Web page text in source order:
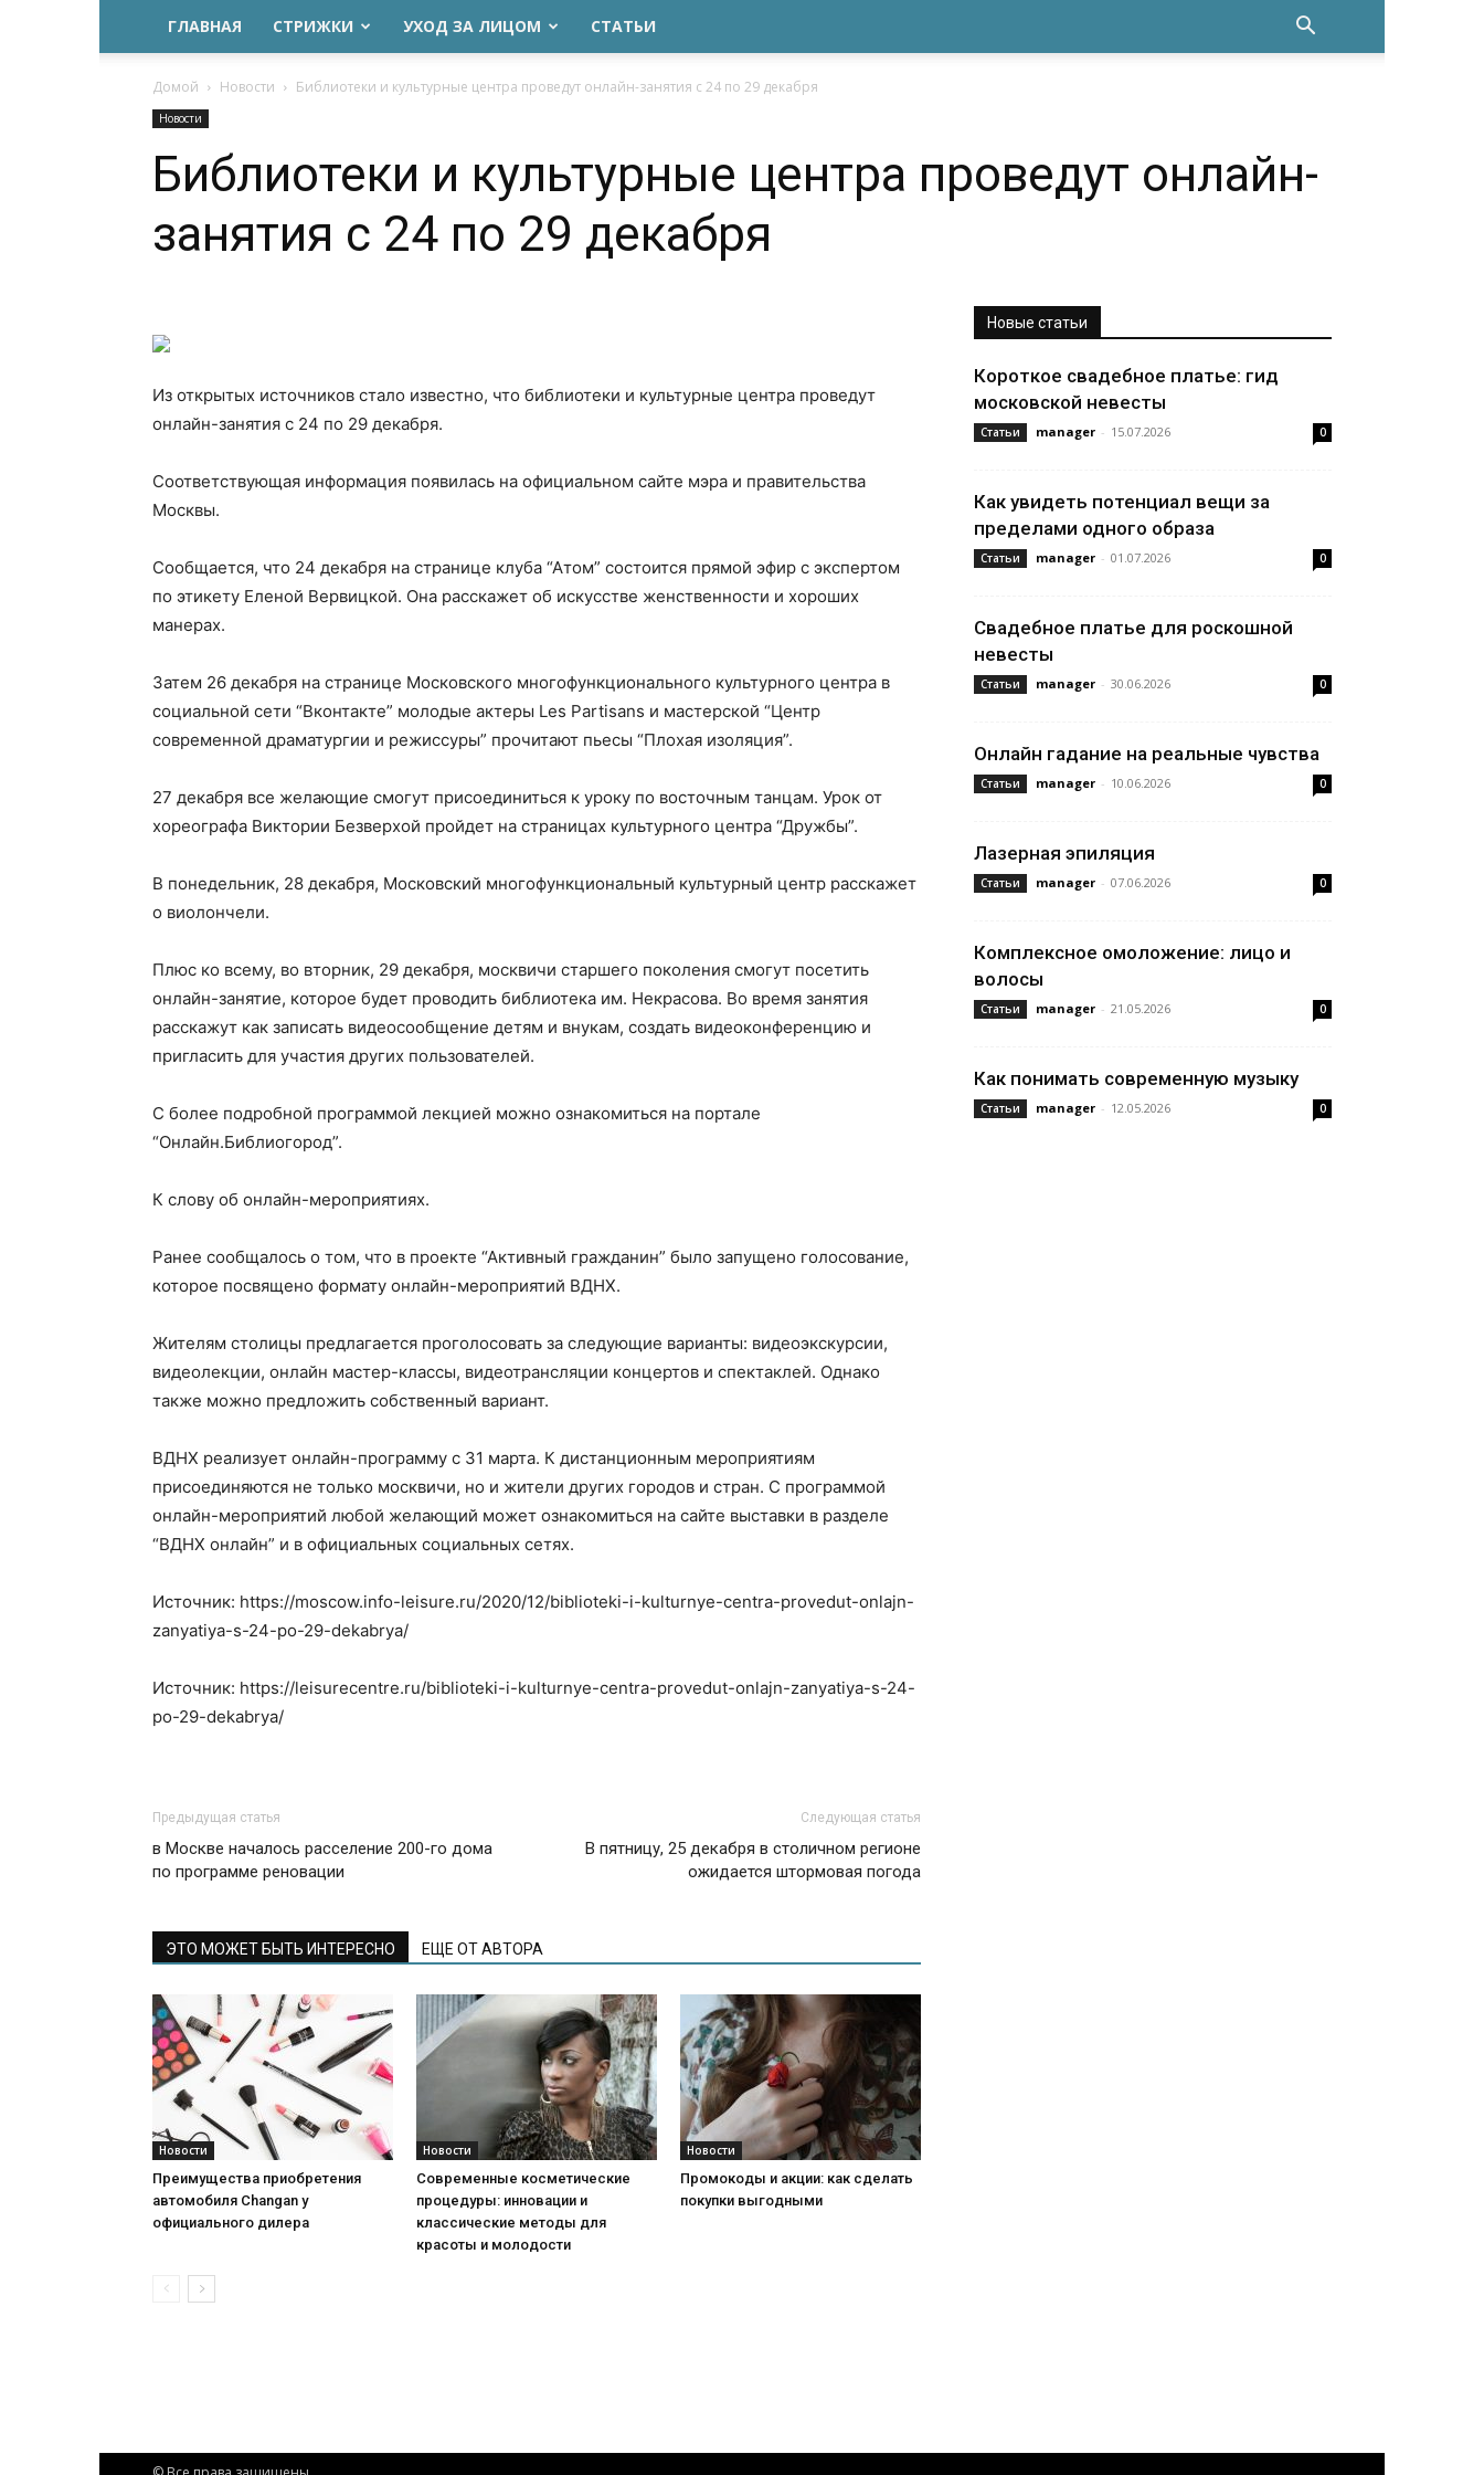
ГЛАВНАЯ СТРИЖКИ УХОД ЗА ЛИЦОМ СТАТЬИ
Домой Новости Библиотеки и культурные центра проведут онлайн-занятия с 24 по 29 декабря
Новости
Библиотеки и культурные центра проведут онлайн-
занятия с 24 по 29 декабря
Из открытых источников стало известно, что библиотеки и культурные центра проведут
онлайн-занятия с 24 по 29 декабря.
Соответствующая информация появилась на официальном сайте мэра и правительства
Москвы.
Сообщается, что 24 декабря на странице клуба “Атом” состоится прямой эфир с экспертом
по этикету Еленой Вервицкой. Она расскажет об искусстве женственности и хороших
манерах.
Затем 26 декабря на странице Московского многофункционального культурного центра в
социальной сети “Вконтакте” молодые актеры Les Partisans и мастерской “Центр
современной драматургии и режиссуры” прочитают пьесы “Плохая изоляция”.
27 декабря все желающие смогут присоединиться к уроку по восточным танцам. Урок от
хореографа Виктории Безверхой пройдет на страницах культурного центра “Дружбы”.
В понедельник, 28 декабря, Московский многофункциональный культурный центр расскажет
о виолончели.
Плюс ко всему, во вторник, 29 декабря, москвичи старшего поколения смогут посетить
онлайн-занятие, которое будет проводить библиотека им. Некрасова. Во время занятия
расскажут как записать видеосообщение детям и внукам, создать видеоконференцию и
пригласить для участия других пользователей.
С более подробной программой лекцией можно ознакомиться на портале
“Онлайн.Библиогород”.
К слову об онлайн-мероприятиях.
Ранее сообщалось о том, что в проекте “Активный гражданин” было запущено голосование,
которое посвящено формату онлайн-мероприятий ВДНХ.
Жителям столицы предлагается проголосовать за следующие варианты: видеоэкскурсии,
видеолекции, онлайн мастер-классы, видеотрансляции концертов и спектаклей. Однако
также можно предложить собственный вариант.
ВДНХ реализует онлайн-программу с 31 марта. К дистанционным мероприятиям
присоединяются не только москвичи, но и жители других городов и стран. С программой
онлайн-мероприятий любой желающий может ознакомиться на сайте выставки в разделе
“ВДНХ онлайн” и в официальных социальных сетях.
Источник: https://moscow.info-leisure.ru/2020/12/biblioteki-i-kulturnye-centra-provedut-onlajn-
zanyatiya-s-24-po-29-dekabrya/
Источник: https://leisurecentre.ru/biblioteki-i-kulturnye-centra-provedut-onlajn-zanyatiya-s-24-
po-29-dekabrya/
Предыдущая статья
в Москве началось расселение 200-го дома
по программе реновации
Следующая статья
В пятницу, 25 декабря в столичном регионе
ожидается штормовая погода
ЭТО МОЖЕТ БЫТЬ ИНТЕРЕСНО ЕЩЕ ОТ АВТОРА
Новости
Преимущества приобретения
автомобиля Changan у
официального дилера
Новости
Современные косметические
процедуры: инновации и
классические методы для
красоты и молодости
Новости
Промокоды и акции: как сделать
покупки выгодными
Новые статьи
Короткое свадебное платье: гид
московской невесты
Статьи manager - 15.07.2026 0
Как увидеть потенциал вещи за
пределами одного образа
Статьи manager - 01.07.2026 0
Свадебное платье для роскошной
невесты
Статьи manager - 30.06.2026 0
Онлайн гадание на реальные чувства
Статьи manager - 10.06.2026 0
Лазерная эпиляция
Статьи manager - 07.06.2026 0
Комплексное омоложение: лицо и
волосы
Статьи manager - 21.05.2026 0
Как понимать современную музыку
Статьи manager - 12.05.2026 0